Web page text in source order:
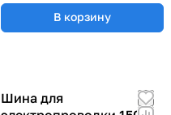
В корзину
Шина для